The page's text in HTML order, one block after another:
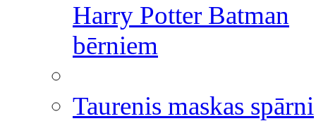
Harry Potter Batman
bērniem
Taurenis maskas spārni